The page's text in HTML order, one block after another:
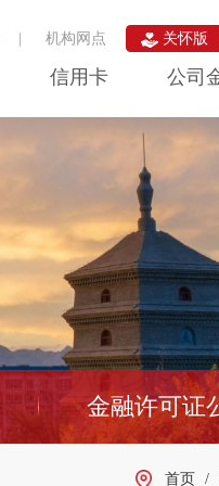
| 机构网点 关怀版
信用卡 公司
金融许可证
首页 /